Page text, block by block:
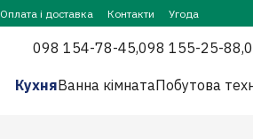
Оплата і доставка Контакти Угода
098 154-78-45,098 155-25-88,
КухняВанна кімнатаПобутова